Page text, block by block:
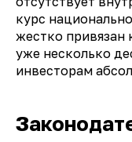
курс
жестко привязан
уже несколько
инвесторам